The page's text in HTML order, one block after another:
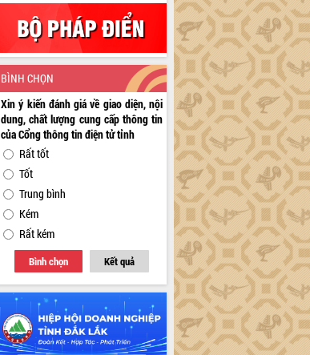
BÌNH CHỌN
Xin ý kiến đánh giá về giao diện, nội
dung, chất lượng cung cấp thông tin
của Cổng thông tin điện tử tỉnh
Rất tốt
Tốt
Trung bình
Kém
Rất kém
Bình chọn Kết quả